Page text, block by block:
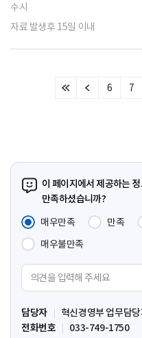
수시
자료 발생후 15일 이내
처
이
6 7
이 페이지에서 제공하는
만족하셨습니까?
매우만족
만족
매우불만족
견
입
력
담당자
혁신경영부 업무담
전화번호
033-749-1750